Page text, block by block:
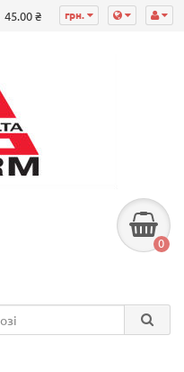
грн.
45.00 ₴
0